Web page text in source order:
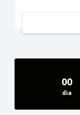
00
dia